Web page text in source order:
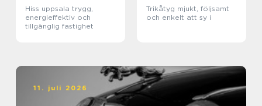
Hiss uppsala trygg,
energieffektiv och
tillgänglig fastighet
Trikåtyg mjukt, följsamt
och enkelt att sy i
11. juli 2026